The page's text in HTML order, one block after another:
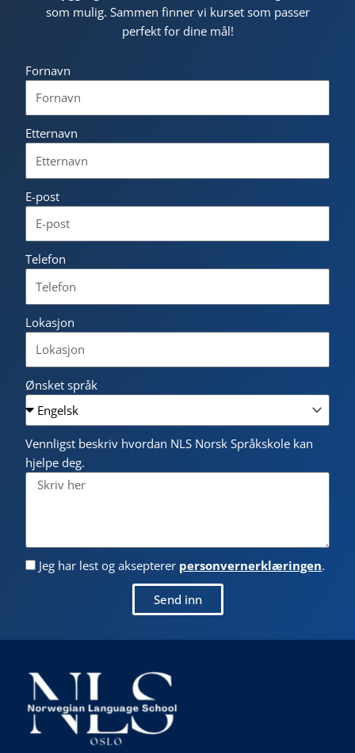
som mulig. Sammen finner vi kurset som passer
perfekt for dine mål!
Fornavn
Etternavn
E-post
Telefon
Lokasjon
Ønsket språk
Vennligst beskriv hvordan NLS Norsk Språkskole kan
hjelpe deg.
Jeg har lest og aksepterer personvernerklæringen.
Send inn